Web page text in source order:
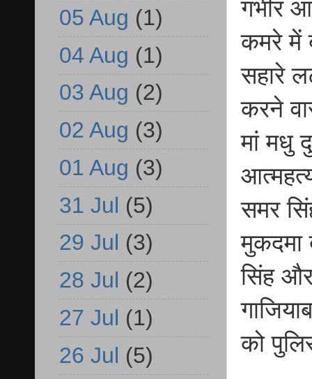
गंभीर
कमरे में
सहारे
करने
मां मधु
समर
मुकदमा
सिंह
को
05 Aug (1)
04 Aug (1)
03 Aug (2)
02 Aug (3)
01 Aug (3)
31 Jul (5)
29 Jul (3)
28 Jul (2)
27 Jul (1)
26 Jul (5)